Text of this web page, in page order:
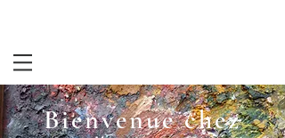
Bienvenue chez